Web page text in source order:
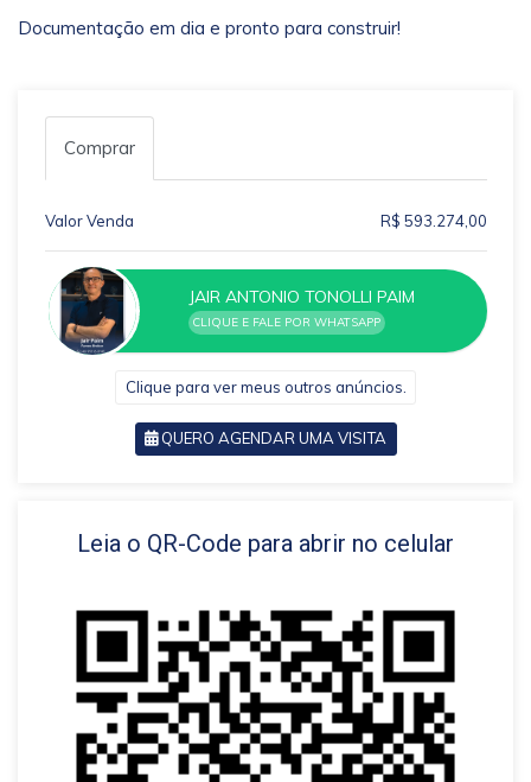
Documentação em dia e pronto para construir!
Comprar
Valor Venda R$ 593.274,00
JAIR ANTONIO TONOLLI PAIM
CLIQUE E FALE POR WHATSAPP
Clique para ver meus outros anúncios.
QUERO AGENDAR UMA VISITA
VOLTAR
Leia o QR-Code para abrir no celular